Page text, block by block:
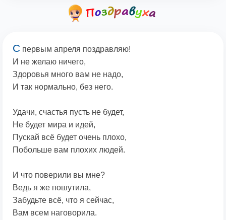
С первым апреля поздравляю!
И не желаю ничего,
Здоровья много вам не надо,
И так нормально, без него.
Удачи, счастья пусть не будет,
Не будет мира и идей,
Пускай всё будет очень плохо,
Побольше вам плохих людей.
И что поверили вы мне?
Ведь я же пошутила,
Забудьте всё, что я сейчас,
Вам всем наговорила.